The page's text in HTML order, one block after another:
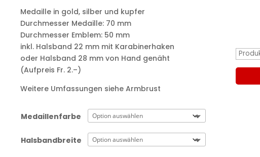
Medaille in gold, silber und kupfer
​Durchmesser Medaille: 70 mm
Durchmesser Emblem: 50 mm
​inkl. Halsband 22 mm mit Karabinerhaken
oder Halsband 28 mm von Hand genäht
(Aufpreis Fr. 2.–)
Weitere Umfassungen siehe Armbrust
Medaillenfarbe
Halsbandbreite